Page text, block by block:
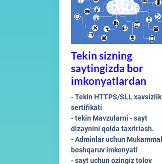
Tekin sizning
saytingizda bor
imkonyatlardan
- Tekin HTTPS/SLL xavsizlik
sertifikati
- tekin Mavzularni - sayt
dizaynini qolda taxrirlash.
- Adminlar uchun Mukammal
boshqaruv imkonyati
- sayt uchun ozingiz tolov